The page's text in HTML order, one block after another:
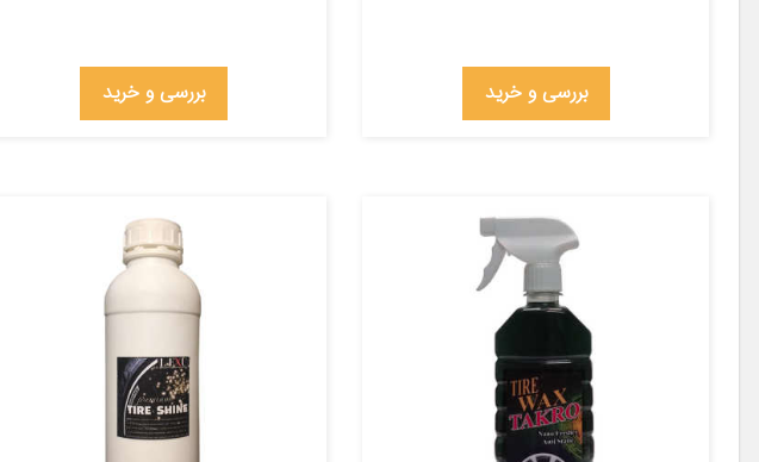
بررسی و خرید بررسی و خرید